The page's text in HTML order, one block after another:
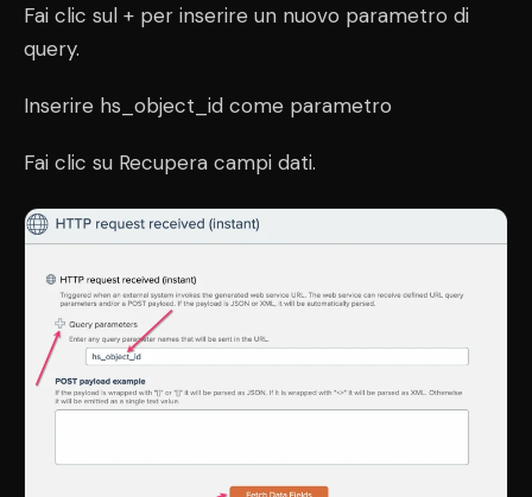
Fai clic sul + per inserire un nuovo parametro di
query.
Inserire hs_object_id come parametro
Fai clic su Recupera campi dati.